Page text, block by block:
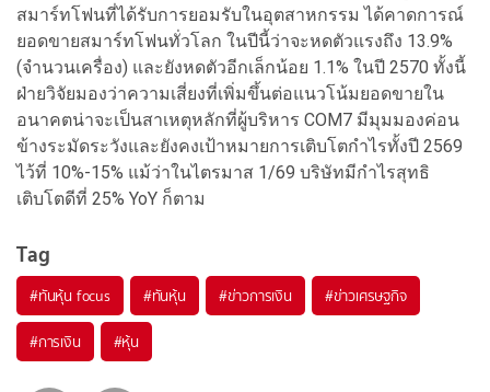
สมาร์ทโฟนที่ได้รับการยอมรับในอุตสาหกรรม ได้คาดการณ์
ยอดขายสมาร์ทโฟนทั่วโลก ในปีนี้ว่าจะหดตัวแรงถึง 13.9%
(จำนวนเครื่อง) และยังหดตัวอีกเล็กน้อย 1.1% ในปี 2570 ทั้งนี้
ฝ่ายวิจัยมองว่าความเสี่ยงที่เพิ่มขึ้นต่อแนวโน้มยอดขายใน
อนาคตน่าจะเป็นสาเหตุหลักที่ผู้บริหาร COM7 มีมุมมองค่อน
ข้างระมัดระวังและยังคงเป้าหมายการเติบโตกำไรทั้งปี 2569
ไว้ที่ 10%-15% แม้ว่าในไตรมาส 1/69 บริษัทมีกำไรสุทธิ
เติบโตดีที่ 25% YoY ก็ตาม
Tag
#ทันหุ้น focus #ทันหุ้น #ข่าวการเงิน #ข่าวเศรษฐกิจ
#การเงิน #หุ้น